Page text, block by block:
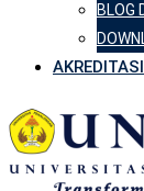
BLOG
AKREDITASI